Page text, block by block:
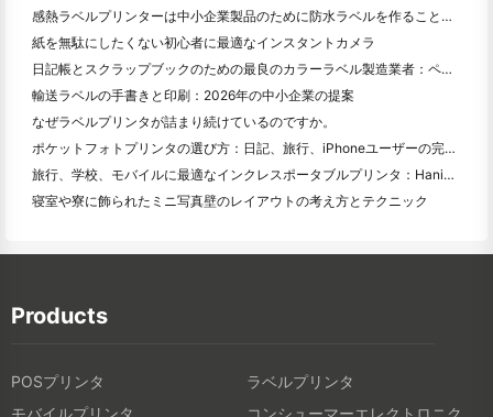
感熱ラベルプリンターは中小企業製品のために防水ラベルを作ることができますか？
紙を無駄にしたくない初心者に最適なインスタントカメラ
日記帳とスクラップブックのための最良のカラーラベル製造業者：ページごとにさらに色を追加
輸送ラベルの手書きと印刷：2026年の中小企業の提案
なぜラベルプリンタが詰まり続けているのですか。
ポケットフォトプリンタの選び方：日記、旅行、iPhoneユーザーの完全ガイド
旅行、学校、モバイルに最適なインクレスポータブルプリンタ：Hanin MT 620 Pro評価
寝室や寮に飾られたミニ写真壁のレイアウトの考え方とテクニック
Products
POSプリンタ
ラベルプリンタ
モバイルプリンタ
コンシューマーエレクトロニクス製品